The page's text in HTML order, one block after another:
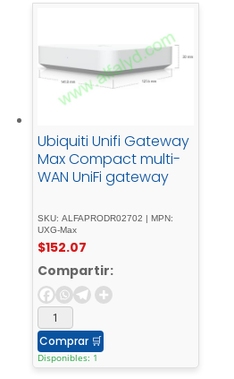
Ubiquiti Unifi Gateway
Max Compact multi-
WAN UniFi gateway
SKU: ALFAPRODR02702 | MPN:
UXG-Max
$152.07
Compartir:
Comprar 🛒
Disponibles: 1